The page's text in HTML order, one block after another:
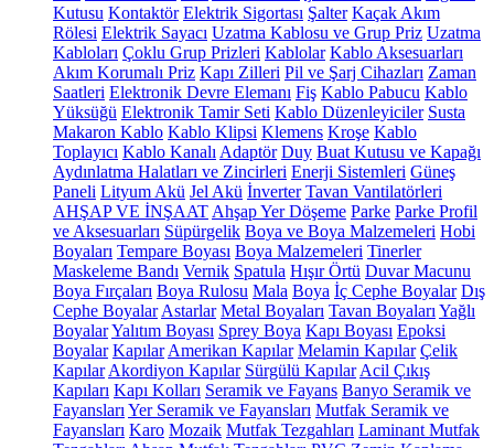
Kutusu Kontaktör Elektrik Sigortası Şalter Kaçak Akım
Rölesi Elektrik Sayacı Uzatma Kablosu ve Grup Priz Uzatma
Kabloları Çoklu Grup Prizleri Kablolar Kablo Aksesuarları
Akım Korumalı Priz Kapı Zilleri Pil ve Şarj Cihazları Zaman
Saatleri Elektronik Devre Elemanı Fiş Kablo Pabucu Kablo
Yüksüğü Elektronik Tamir Seti Kablo Düzenleyiciler Susta
Makaron Kablo Kablo Klipsi Klemens Kroşe Kablo
Toplayıcı Kablo Kanalı Adaptör Duy Buat Kutusu ve Kapağı
Aydınlatma Halatları ve Zincirleri Enerji Sistemleri Güneş
Paneli Lityum Akü Jel Akü İnverter Tavan Vantilatörleri
AHŞAP VE İNŞAAT Ahşap Yer Döşeme Parke Parke Profil
ve Aksesuarları Süpürgelik Boya ve Boya Malzemeleri Hobi
Boyaları Tempare Boyası Boya Malzemeleri Tinerler
Maskeleme Bandı Vernik Spatula Hışır Örtü Duvar Macunu
Boya Fırçaları Boya Rulosu Mala Boya İç Cephe Boyalar Dış
Cephe Boyalar Astarlar Metal Boyaları Tavan Boyaları Yağlı
BoyalarYalıtım Boyası Sprey Boya Kapı Boyası Epoksi
Boyalar Kapılar Amerikan Kapılar Melamin Kapılar Çelik
Kapılar Akordiyon Kapılar Sürgülü Kapılar Acil Çıkış
Kapıları Kapı Kolları Seramik ve Fayans Banyo Seramik ve
Fayansları Yer Seramik ve Fayansları Mutfak Seramik ve
Fayansları Karo Mozaik Mutfak Tezgahları Laminant Mutfak